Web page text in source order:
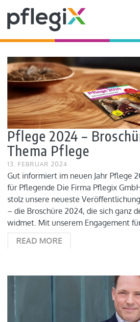
Pflege 2024 –
Thema Pflege
13. FEBRUAR 2024
Gut informiert im neuen Jahr Pflege
für Pflegende Die Firma Pflegix
stolz unsere neueste
– die Broschüre 2024, die sich ganz
widmet. Mit unserem Engagement für
READ MORE